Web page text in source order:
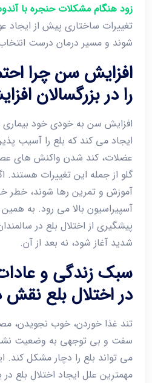
زود هنگام مشکلات حنجره با
تغییرات ساختاری پیش از
شوند و مسیر درمان درست
افزایش سن چرا
را در بزرگسالان
افزایش سن به‌ خودی ‌خود بیماری
ایجاد می ‌کند که بلع را آسیب
عضلات، کند شدن واکنش‌ های
گلو از جمله این تغییرات هستند.
آموزش و تمرین رها شوند، خطر
آسپیراسیون بالا می ‌رود. به همین
پیشگیری از اختلال بلع در
شدید آغاز شود، نه بعد از آن.
سبک زندگی و
در اختلال بلع نقش
تند غذا خوردن، خوب نجویدن،
سفت و بی ‌توجهی به وضعیت
می ‌تواند بلع را دچار مشکل کند.
مهمترین علل ایجاد اختلال بلع در